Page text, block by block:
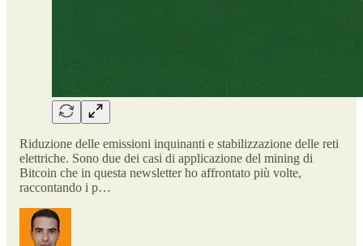
Riduzione delle emissioni inquinanti e stabilizzazione delle reti
elettriche. Sono due dei casi di applicazione del mining di
Bitcoin che in questa newsletter ho affrontato più volte,
raccontando i p…